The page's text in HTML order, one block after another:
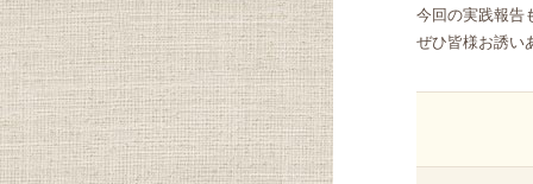
今回の実践報告
ぜひ皆様お誘い